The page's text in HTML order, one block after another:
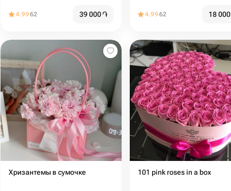
4.9962 39 000֏ 4.9962 18 000
Хризантемы в сумочке 101 pink roses in a box